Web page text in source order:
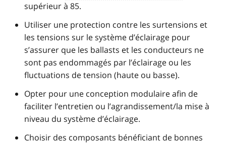
supérieur à 85.
Utiliser une protection contre les surtensions et
les tensions sur le système d’éclairage pour
s’assurer que les ballasts et les conducteurs ne
sont pas endommagés par l’éclairage ou les
fluctuations de tension (haute ou basse).
Opter pour une conception modulaire afin de
faciliter l’entretien ou l’agrandissement/la mise à
niveau du système d’éclairage.
Choisir des composants bénéficiant de bonnes